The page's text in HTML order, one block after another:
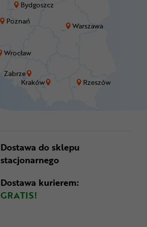
Bydgoszcz
Kraków
Poznań
Rzeszów
Warszawa
Wrocław
Zabrze
Dostawa do sklepu
stacjonarnego
Dostawa kurierem:
GRATIS!